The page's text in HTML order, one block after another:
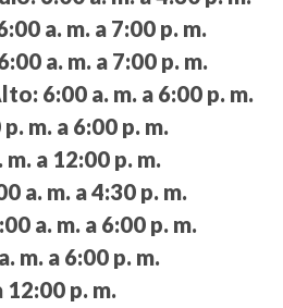
a. m. a 7:00 p. m.
a. m. a 7:00 p. m.
6:00 a. m. a 6:00 p. m.
m. a 6:00 p. m.
m. a 12:00 p. m.
a. m. a 4:30 p. m.
a. m. a 6:00 p. m.
m. a 6:00 p. m.
12:00 p. m.